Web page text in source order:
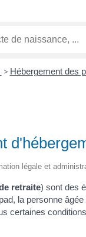
> Hébergement des
légale et
retraite) sont des
la personne
certaines